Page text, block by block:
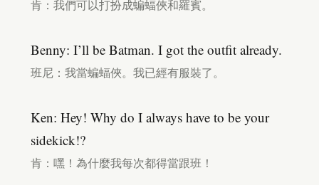
肯：我們可以打扮成蝙蝠俠和羅賓。
Benny: I’ll be Batman. I got the outfit already.
班尼：我當蝙蝠俠。我已經有服裝了。
Ken: Hey! Why do I always have to be your
sidekick!?
肯：嘿！為什麼我每次都得當跟班！